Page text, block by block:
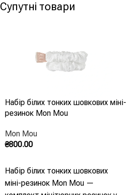
Супутні товари
Набір білих тонких шовкових міні-
резинок Mon Mou
Mon Mou
₴800.00
Набір білих тонких шовкових
міні-резинок Mon Mou —